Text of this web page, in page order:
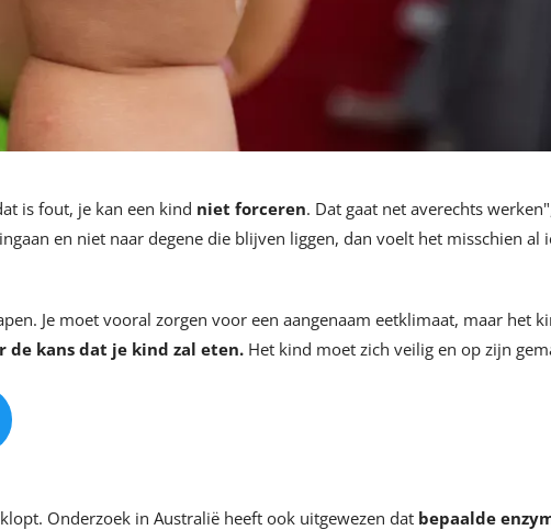
is fout, je kan een kind niet forceren. Dat gaat net averechts
en niet naar degene die blijven liggen, dan voelt het misschien al
Je moet vooral zorgen voor een aangenaam eetklimaat, maar het
de kans dat je kind zal eten.Het kind moet zich veilig en op zijn
Onderzoek in Australië heeft ook uitgewezen dat bepaalde